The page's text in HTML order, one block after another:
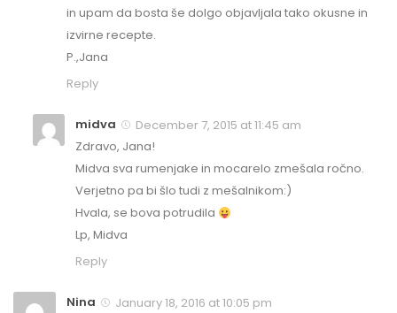
in upam da bosta še dolgo objavljala tako okusne in
izvirne recepte.
P.,Jana
Reply
midva
December 7, 2015 at 11:45 am
Zdravo, Jana!
Midva sva rumenjake in mocarelo zmešala ročno.
Verjetno pa bi šlo tudi z mešalnikom:)
Hvala, se bova potrudila
Lp, Midva
Reply
Nina
January 18, 2016 at 10:05 pm